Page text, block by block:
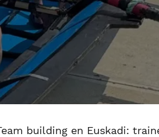
building en Euskadi: